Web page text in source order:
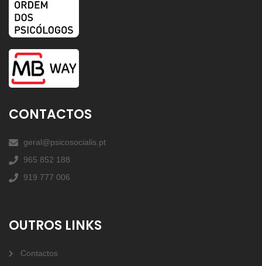
CONTACTOS
geral@psicosocialis.pt
965 852 188
919 777 006
OUTROS LINKS
Contactos